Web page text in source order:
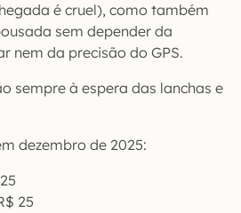
é cruel), como também
sem depender da
nem da precisão do GPS.
sempre à espera das lanchas e
dezembro de 2025:
25